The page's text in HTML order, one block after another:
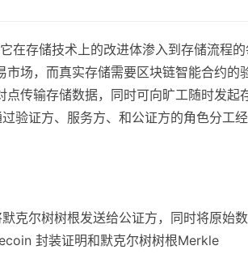
在存储技术上的改进体渗入到存储流程
场，而真实存储需要区块链智能合约的
传输存储数据，同时可向旷工随时发起
验证方、服务方、和公证方的角色分工
克尔树树根发送给公证方，同时将原始
封装证明和默克尔树树根Merkle